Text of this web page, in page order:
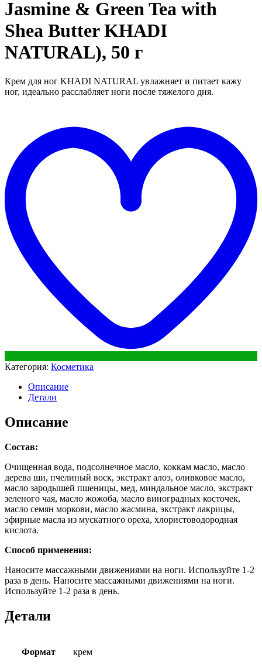
Jasmine & Green Tea with
Shea Butter KHADI
NATURAL), 50 г
Крем для ног KHADI NATURAL увлажняет и питает кажу
ног, идеально расслабляет ноги после тяжелого дня.
Категория: Косметика
Описание
Детали
Описание
Состав:
Очищенная вода, подсолнечное масло, коккам масло, масло
дерева ши, пчелиный воск, экстракт алоэ, оливковое масло,
масло зародышей пшеницы, мед, миндальное масло, экстракт
зеленого чая, масло жожоба, масло виноградных косточек,
масло семян моркови, масло жасмина, экстракт лакрицы,
эфирные масла из мускатного ореха, хлористоводородная
кислота.
Способ применения:
Наносите массажными движениями на ноги. Используйте 1-2
раза в день. Наносите массажными движениями на ноги.
Используйте 1-2 раза в день.
Детали
Формат крем